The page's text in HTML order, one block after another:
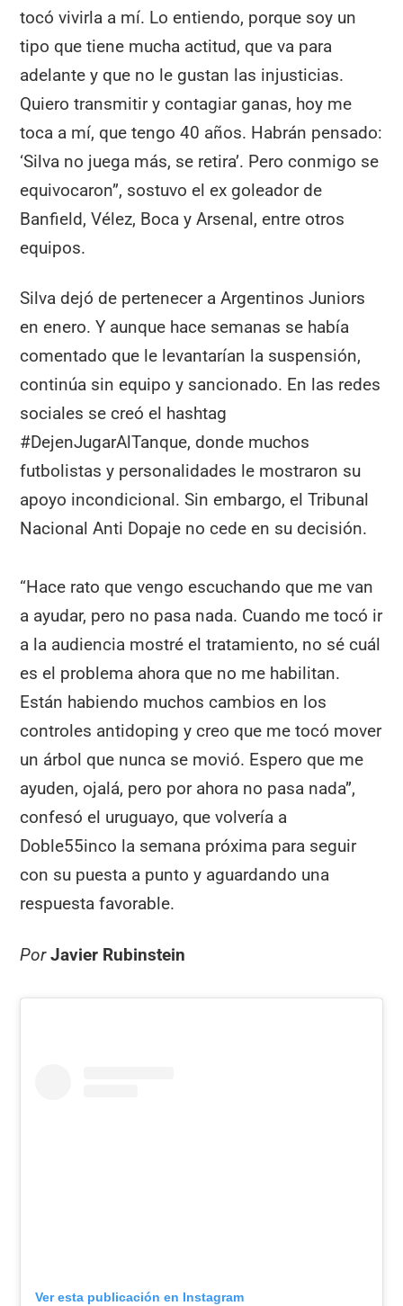
tocó vivirla a mí. Lo entiendo, porque soy un
tipo que tiene mucha actitud, que va para
adelante y que no le gustan las injusticias.
Quiero transmitir y contagiar ganas, hoy me
toca a mí, que tengo 40 años. Habrán pensado:
‘Silva no juega más, se retira’. Pero conmigo se
equivocaron”, sostuvo el ex goleador de
Banfield, Vélez, Boca y Arsenal, entre otros
equipos.
Silva dejó de pertenecer a Argentinos Juniors
en enero. Y aunque hace semanas se había
comentado que le levantarían la suspensión,
continúa sin equipo y sancionado. En las redes
sociales se creó el hashtag
#DejenJugarAlTanque, donde muchos
futbolistas y personalidades le mostraron su
apoyo incondicional. Sin embargo, el Tribunal
Nacional Anti Dopaje no cede en su decisión.
“Hace rato que vengo escuchando que me van
a ayudar, pero no pasa nada. Cuando me tocó ir
a la audiencia mostré el tratamiento, no sé cuál
es el problema ahora que no me habilitan.
Están habiendo muchos cambios en los
controles antidoping y creo que me tocó mover
un árbol que nunca se movió. Espero que me
ayuden, ojalá, pero por ahora no pasa nada”,
confesó el uruguayo, que volvería a
Doble55inco la semana próxima para seguir
con su puesta a punto y aguardando una
respuesta favorable.
Por Javier Rubinstein
Ver esta publicación en Instagram